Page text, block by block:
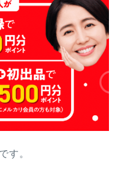
す。